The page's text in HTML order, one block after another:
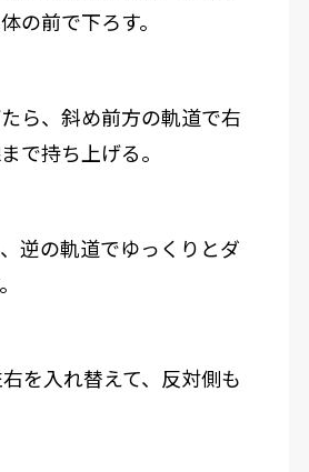
の前で下ろす。
ら、斜め前方の軌道で右
で持ち上げる。
逆の軌道でゆっくりとダ
を入れ替えて、反対側も